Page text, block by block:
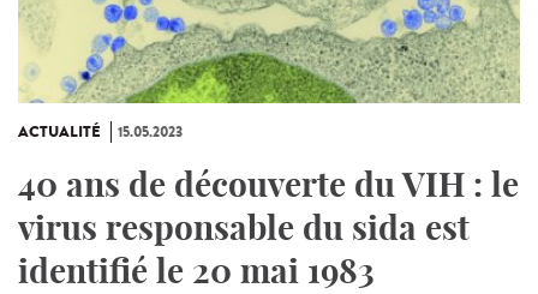
ACTUALITÉ 15.05.2023
40 ans de découverte du VIH : le
virus responsable du sida est
identifié le 20 mai 1983